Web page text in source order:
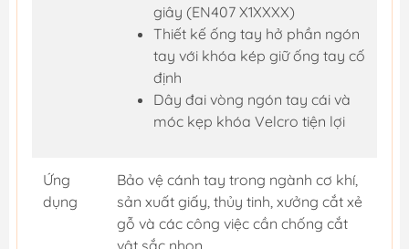
giây (EN407 X1XXXX)
Thiết kế ống tay hở phần ngón
tay với khóa kép giữ ống tay cố
định
Dây đai vòng ngón tay cái và
móc kẹp khóa Velcro tiện lợi
Ứng
dụng
Bảo vệ cánh tay trong ngành cơ khí,
sản xuất giấy, thủy tinh, xưởng cắt xẻ
gỗ và các công việc cần chống cắt
vật sắc nhọn